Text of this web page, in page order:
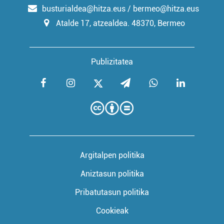
Publizitatea
busturialdea@hitza.eus / bermeo@hitza.eus
Atalde 17, atzealdea. 48370, Bermeo
Argitalpen politika
Aniztasun politika
Pribatutasun politika
Cookieak